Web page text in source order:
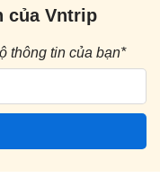
của Vntrip
thông tin của bạn*